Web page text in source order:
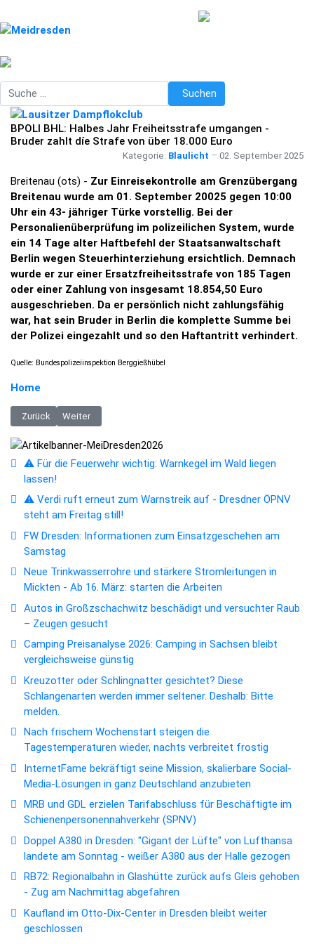
Suchen Suchen
BPOLI BHL: Halbes Jahr Freiheitsstrafe umgangen -
Bruder zahlt díe Strafe von über 18.000 Euro
Kategorie: Blaulicht 02. September 2025
Breitenau (ots) - Zur Einreisekontrolle am Grenzübergang
Breitenau wurde am 01. September 20025 gegen 10:00
Uhr ein 43- jähriger Türke vorstellig. Bei der
Personalienüberprüfung im polizeilichen System, wurde
ein 14 Tage alter Haftbefehl der Staatsanwaltschaft
Berlin wegen Steuerhinterziehung ersichtlich. Demnach
wurde er zur einer Ersatzfreiheitsstrafe von 185 Tagen
oder einer Zahlung von insgesamt 18.854,50 Euro
ausgeschrieben. Da er persönlich nicht zahlungsfähig
war, hat sein Bruder in Berlin die komplette Summe bei
der Polizei eingezahlt und so den Haftantritt verhindert.
Quelle: Bundespolizeiinspektion Berggießhübel
Home
Vorheriger Beitrag: Drei Unfälle störten Straßenbahnverkehr in Dresden
Zurück Nächster Beitrag: Radfahrer in falscher Richtung am
Weiter
⚠️ Für die Feuerwehr wichtig: Warnkegel im Wald liegen
lassen!
⚠️ Verdi ruft erneut zum Warnstreik auf - Dresdner ÖPNV
steht am Freitag still!
FW Dresden: Informationen zum Einsatzgeschehen am
Samstag
Neue Trinkwasserrohre und stärkere Stromleitungen in
Mickten - Ab 16. März: starten die Arbeiten
Autos in Großzschachwitz beschädigt und versuchter Raub
– Zeugen gesucht
Camping Preisanalyse 2026: Camping in Sachsen bleibt
vergleichsweise günstig
Kreuzotter oder Schlingnatter gesichtet? Diese
Schlangenarten werden immer seltener. Deshalb: Bitte
melden.
Nach frischem Wochenstart steigen die
Tagestemperaturen wieder, nachts verbreitet frostig
InternetFame bekräftigt seine Mission, skalierbare Social-
Media-Lösungen in ganz Deutschland anzubieten
MRB und GDL erzielen Tarifabschluss für Beschäftigte im
Schienenpersonennahverkehr (SPNV)
Doppel A380 in Dresden: "Gigant der Lüfte" von Lufthansa
landete am Sonntag - weißer A380 aus der Halle gezogen
RB72: Regionalbahn in Glashütte zurück aufs Gleis gehoben
- Zug am Nachmittag abgefahren
Kaufland im Otto-Dix-Center in Dresden bleibt weiter
geschlossen